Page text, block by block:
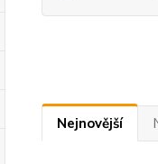
Nejnovější